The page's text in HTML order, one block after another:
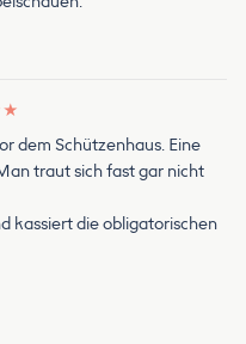
★
dem Schützenhaus. Eine
traut sich fast gar nicht
kassiert die obligatorischen